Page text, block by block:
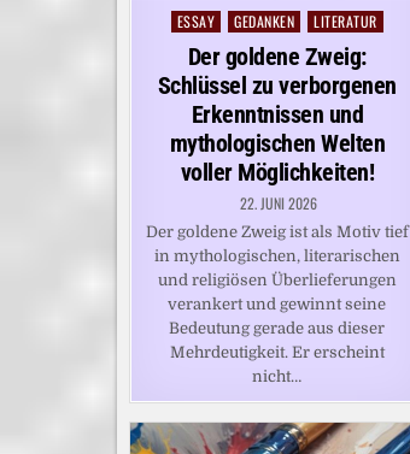
Posted
ESSAY GEDANKEN LITERATUR
Der goldene Zweig:
Schlüssel zu verborgenen
Erkenntnissen und
mythologischen Welten
voller Möglichkeiten!
22. JUNI 2026
Der goldene Zweig ist als Motiv tief
in mythologischen, literarischen
und religiösen Überlieferungen
verankert und gewinnt seine
Bedeutung gerade aus dieser
Mehrdeutigkeit. Er erscheint
nicht…